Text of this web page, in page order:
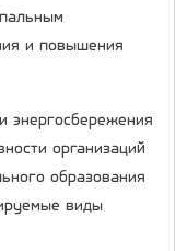
и повышения
энергосбережения
организаций
образования
виды